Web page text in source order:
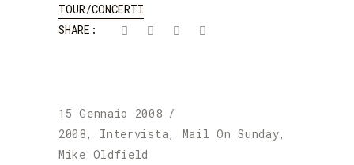
TOUR/CONCERTI
SHARE:
15 Gennaio 2008
2008, Intervista, Mail On Sunday,
Mike Oldfield